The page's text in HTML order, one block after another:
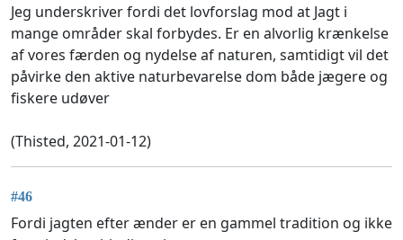
Jeg underskriver fordi det lovforslag mod at Jagt i
mange områder skal forbydes. Er en alvorlig krænkelse
af vores færden og nydelse af naturen, samtidigt vil det
påvirke den aktive naturbevarelse dom både jægere og
fiskere udøver
(Thisted, 2021-01-12)
#46
Fordi jagten efter ænder er en gammel tradition og ikke